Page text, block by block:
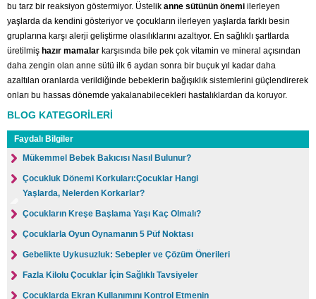
bu tarz bir reaksiyon göstermiyor. Üstelik anne sütünün önemi ilerleyen
yaşlarda da kendini gösteriyor ve çocukların ilerleyen yaşlarda farklı besin
gruplarına karşı alerji geliştirme olasılıklarını azaltıyor. En sağlıklı şartlarda
üretilmiş hazır mamalar karşısında bile pek çok vitamin ve mineral açısından
daha zengin olan anne sütü ilk 6 aydan sonra bir buçuk yıl kadar daha
azaltılan oranlarda verildiğinde bebeklerin bağışıklık sistemlerini güçlendirerek
onları bu hassas dönemde yakalanabilecekleri hastalıklardan da koruyor.
BLOG KATEGORİLERİ
Faydalı Bilgiler
Mükemmel Bebek Bakıcısı Nasıl Bulunur?
Çocukluk Dönemi Korkuları:Çocuklar Hangi
Yaşlarda, Nelerden Korkarlar?
Çocukların Kreşe Başlama Yaşı Kaç Olmalı?
Çocuklarla Oyun Oynamanın 5 Püf Noktası
Gebelikte Uykusuzluk: Sebepler ve Çözüm Önerileri
Fazla Kilolu Çocuklar İçin Sağlıklı Tavsiyeler
Çocuklarda Ekran Kullanımını Kontrol Etmenin